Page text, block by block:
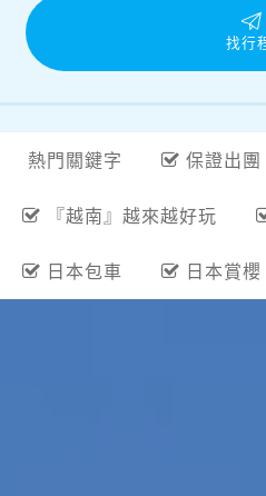
找行
熱門關鍵字 保證出團
『越南』越來越好玩
日本包車 日本賞櫻